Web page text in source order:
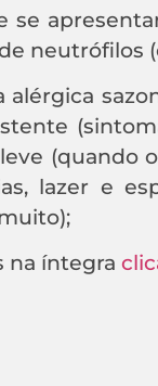
se
neutrófilos
alérgica
(quando
lazer e
na íntegra